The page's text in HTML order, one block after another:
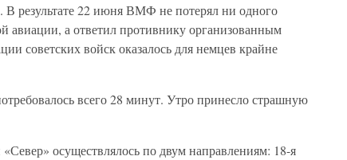
В результате 22 июня ВМФ не потерял ни одного
авиации, а ответил противнику организованным
советских войск оказалось для немцев крайне
всего 28 минут. Утро принесло страшную
осуществлялось по двум направлениям: 18-я